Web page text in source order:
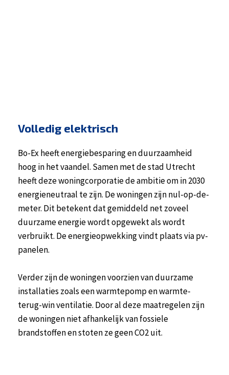
Volledig elektrisch
Bo-Ex heeft energiebesparing en duurzaamheid
hoog in het vaandel. Samen met de stad Utrecht
heeft deze woningcorporatie de ambitie om in 2030
energieneutraal te zijn. De woningen zijn nul-op-de-
meter. Dit betekent dat gemiddeld net zoveel
duurzame energie wordt opgewekt als wordt
verbruikt. De energieopwekking vindt plaats via pv-
panelen.
Verder zijn de woningen voorzien van duurzame
installaties zoals een warmtepomp en warmte-
terug-win ventilatie. Door al deze maatregelen zijn
de woningen niet afhankelijk van fossiele
brandstoffen en stoten ze geen CO2 uit.